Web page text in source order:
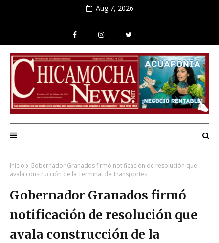
Aug 7, 2026
Inicio
Gobernador Granados firmó notificación de resolución que
avala construcción de la Terminal de Transportes
Gobernador Granados firmó
notificación de resolución que
avala construcción de la